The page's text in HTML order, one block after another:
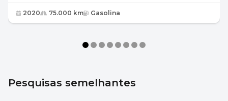
2020 75.000 km Gasolina
Pesquisas semelhantes